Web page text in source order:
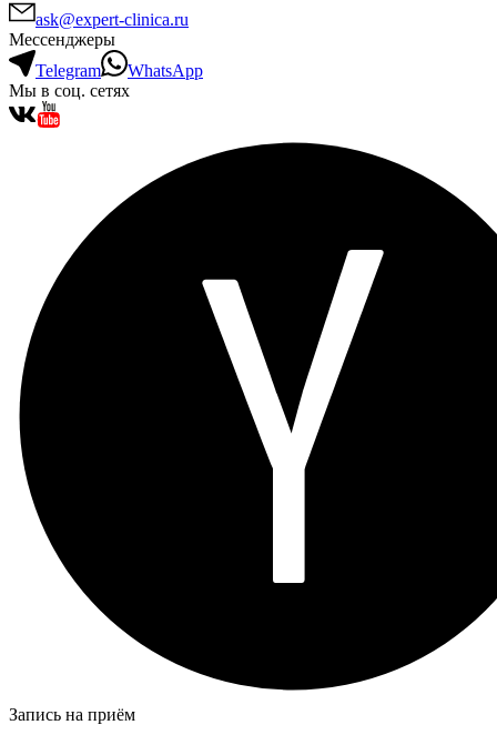
ask@expert-clinica.ru
Мессенджеры
Telegram
WhatsApp
Мы в соц. сетях
Запись на приём